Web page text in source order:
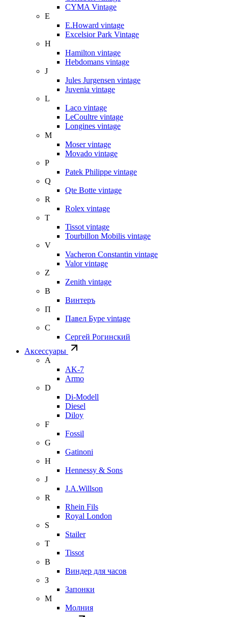
CYMA Vintage
E
E.Howard vintage
Excelsior Park Vintage
H
Hamilton vintage
Hebdomans vintage
J
Jules Jurgensen vintage
Juvenia vintage
L
Laco vintage
LeCoultre vintage
Longines vintage
M
Moser vintage
Movado vintage
P
Patek Philippe vintage
Q
Qte Botte vintage
R
Rolex vintage
T
Tissot vintage
Tourbillon Mobilis vintage
V
Vacheron Constantin vintage
Valor vintage
Z
Zenith vintage
В
Винтеръ
П
Павел Буре vintage
С
Сергей Рогинский
Аксессуары
A
AK-7
Armo
D
Di-Modell
Diesel
Diloy
F
Fossil
G
Gatinoni
H
Hennessy & Sons
J
J.A.Willson
R
Rhein Fils
Royal London
S
Stailer
T
Tissot
В
Виндер для часов
З
Запонки
М
Молния